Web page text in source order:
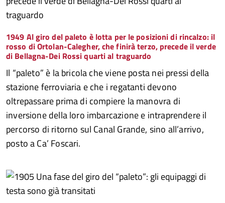
1949 Al giro del paleto è lotta per le posizioni di rincalzo: il
rosso di Ortolan-Calegher, che finirà terzo, precede il verde
di Bellagna-Dei Rossi quarti al traguardo
Il “paleto” è la bricola che viene posta nei pressi della
stazione ferroviaria e che i regatanti devono
oltrepassare prima di compiere la manovra di
inversione della loro imbarcazione e intraprendere il
percorso di ritorno sul Canal Grande, sino all’arrivo,
posto a Ca’ Foscari.